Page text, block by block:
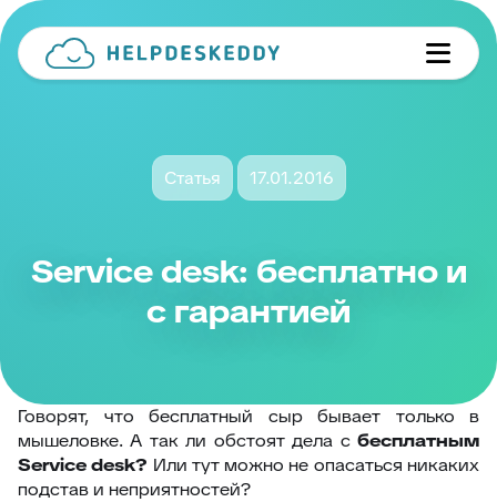
Статья 17.01.2016
Service desk: бесплатно и
с гарантией
Говорят, что бесплатный сыр бывает только в
мышеловке. А так ли обстоят дела с бесплатным
Service desk? Или тут можно не опасаться никаких
подстав и неприятностей?